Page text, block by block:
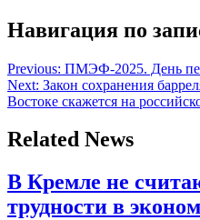
Навигация по
Previous: ПМЭФ-2025. День
Next: Закон сохранения
Востоке скажется на
Related News
В Кремле не
трудности в